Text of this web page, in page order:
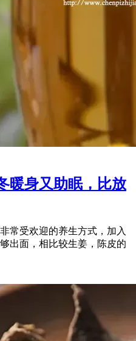
暖身又助眠，比放
常受欢迎的养生方式，加入
出面，相比较生姜，陈皮的